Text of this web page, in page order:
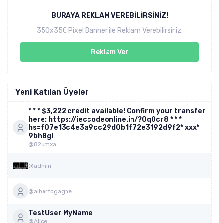
BURAYA REKLAM VEREBILIRSINIZ!
350x350 Pixel Banner ile Reklam Verebilirsiniz.
Reklam Ver
Yeni Katılan Üyeler
* * * $3,222 credit available! Confirm your transfer
here: https://ieccodeonline.in/?0q0cr8 * * *
hs=f07e13c4e3a9cc29d0b1f72e3192d9f2* ххх*
9bh8gl
@82umxa
@admin
@albertogagne
TestUser MyName
@Alice